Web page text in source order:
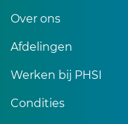
Over ons
Afdelingen
Werken bij PHSI
Condities